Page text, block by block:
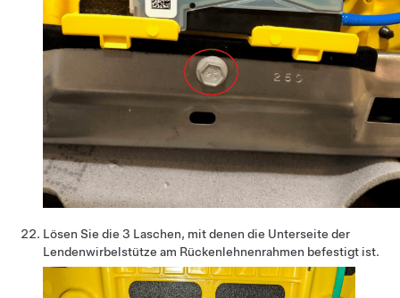
Lösen Sie die 3 Laschen, mit denen die Unterseite der
Lendenwirbelstütze am Rückenlehnenrahmen befestigt ist.